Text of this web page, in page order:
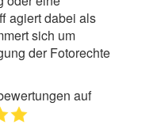
agiert dabei als
sich um
der Fotorechte
auf